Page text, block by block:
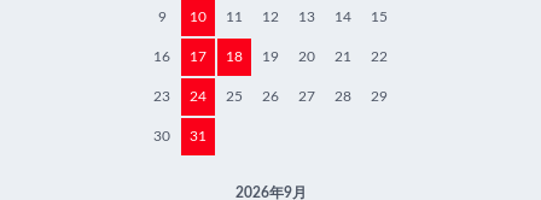
9 10 11 12 13 14 15
16 17 18 19 20 21 22
23 24 25 26 27 28 29
30 31
2026年9月